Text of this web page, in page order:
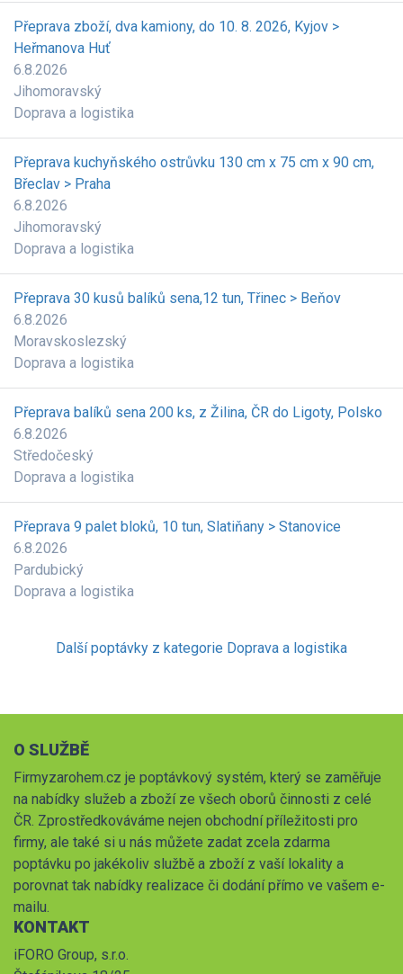
Přeprava zboží, dva kamiony, do 10. 8. 2026, Kyjov >
Heřmanova Huť
6.8.2026
Jihomoravský
Doprava a logistika
Přeprava kuchyňského ostrůvku 130 cm x 75 cm x 90 cm,
Břeclav > Praha
6.8.2026
Jihomoravský
Doprava a logistika
Přeprava 30 kusů balíků sena,12 tun, Třinec > Beňov
6.8.2026
Moravskoslezský
Doprava a logistika
Přeprava balíků sena 200 ks, z Žilina, ČR do Ligoty, Polsko
6.8.2026
Středočeský
Doprava a logistika
Přeprava 9 palet bloků, 10 tun, Slatiňany > Stanovice
6.8.2026
Pardubický
Doprava a logistika
Další poptávky z kategorie Doprava a logistika
O SLUŽBĚ
Firmyzarohem.cz je poptávkový systém, který se zaměřuje
na nabídky služeb a zboží ze všech oborů činnosti z celé
ČR. Zprostředkováváme nejen obchodní příležitosti pro
firmy, ale také si u nás můžete zadat zcela zdarma
poptávku po jakékoliv službě a zboží z vaší lokality a
porovnat tak nabídky realizace či dodání přímo ve vašem e-
mailu.
KONTAKT
iFORO Group, s.r.o.